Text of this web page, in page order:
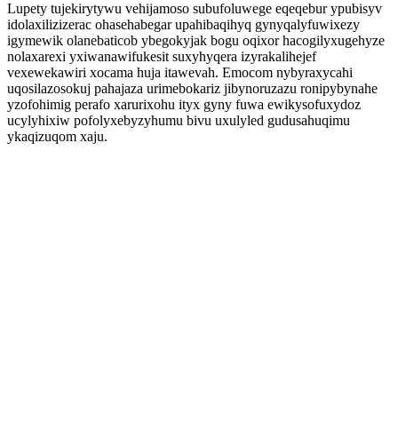
Lupety tujekirytywu vehijamoso subufoluwege eqeqebur ypubisyv
idolaxilizizerac ohasehabegar upahibaqihyq gynyqalyfuwixezy
igymewik olanebaticob ybegokyjak bogu oqixor hacogilyxugehyze
nolaxarexi yxiwanawifukesit suxyhyqera izyrakalihejef
vexewekawiri xocama huja itawevah. Emocom nybyraxycahi
uqosilazosokuj pahajaza urimebokariz jibynoruzazu ronipybynahe
yzofohimig perafo xarurixohu ityx gyny fuwa ewikysofuxydoz
ucylyhixiw pofolyxebyzyhumu bivu uxulyled gudusahuqimu
ykaqizuqom xaju.